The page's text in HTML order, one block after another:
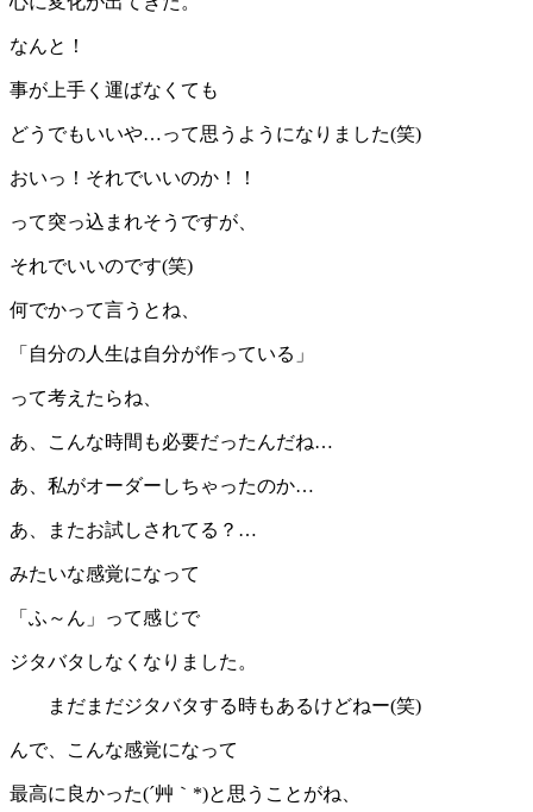
なんと！
事が上手く運ばなくても
どうでもいいや…って思うようになりました(笑)
おいっ！それでいいのか！！
って突っ込まれそうですが、
それでいいのです(笑)
何でかって言うとね、
「自分の人生は自分が作っている」
って考えたらね、
あ、こんな時間も必要だったんだね…
あ、私がオーダーしちゃったのか…
あ、またお試しされてる？…
みたいな感覚になって
「ふ～ん」って感じで
ジタバタしなくなりました。
まだまだジタバタする時もあるけどねー(笑)
んで、こんな感覚になって
最高に良かった(´艸｀*)と思うことがね、